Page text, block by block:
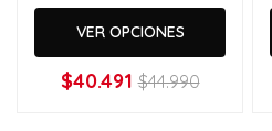
VER OPCIONES
$40.491 $44.990